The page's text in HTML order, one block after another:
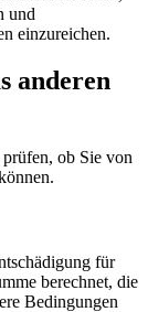
und
einzureichen.
anderen
ob Sie von
für
berechnet, die
Bedingungen